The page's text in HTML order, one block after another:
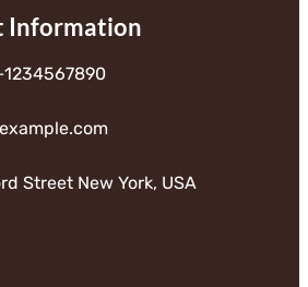
Information
Street New York, USA